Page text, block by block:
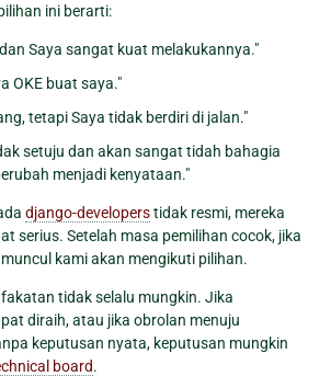
ini berarti:
Saya sangat kuat melakukannya."
OKE buat saya."
tetapi Saya tidak berdiri di jalan."
setuju dan akan sangat tidah bahagia
menjadi kenyataan."
django-developerstidak resmi, mereka
serius. Setelah masa pemilihan cocok, jika
kami akan mengikuti pilihan.
tidak selalu mungkin. Jika
diraih, atau jika obrolan menuju
keputusan nyata, keputusan mungkin
board.